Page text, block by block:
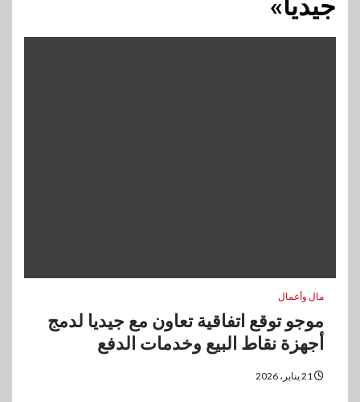
جيديا»
مال وأعمال
موجو توقع اتفاقية تعاون مع جيديا لدمج
أجهزة نقاط البيع وخدمات الدفع